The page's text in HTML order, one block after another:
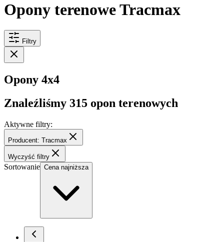
Opony terenowe Tracmax
Filtry
Opony 4x4
Znaleźliśmy 315 opon terenowych
Aktywne filtry:
Producent: Tracmax
Wyczyść filtry
Sortowanie Cena najniższa